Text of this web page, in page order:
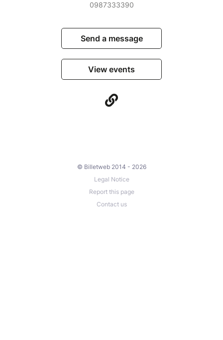
0987333390
Send a message
View events
© Billetweb 2014 - 2026
Legal Notice
Report this page
Contact us